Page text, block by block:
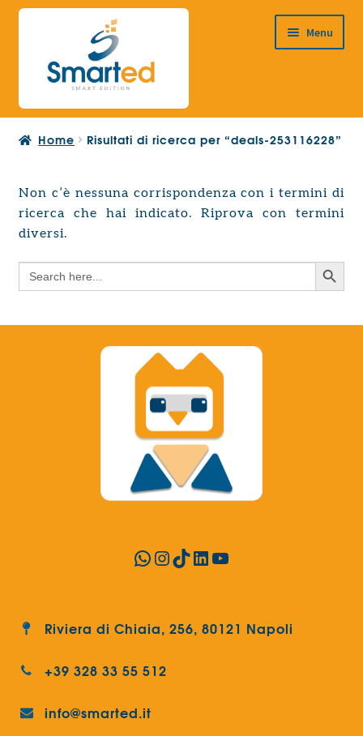
Vai
navigazione
Vai
contenuto
Menu
HOME
PRODOTTI
Espandi
il
child
PROGETTAZIONE EUROPEA
menu
child
Search
Home Risultati di ricerca per “deals-253116228”
Non c’è nessuna corrispondenza con i termini di
ricerca che hai indicato. Riprova con termini
diversi.
Search
for:
Search Button
WhatsApp
Instagram
TikTok
LinkedIn
YouTube
Riviera di Chiaia, 256, 80121 Napoli
+39 328 33 55 512
info@smarted.it